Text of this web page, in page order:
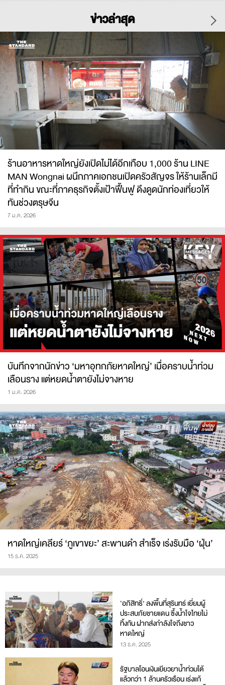
ข่าวล่าสุด
ร้านอาหารหาดใหญ่ยังเปิดไม่ได้อีกเกือบ 1,000 ร้าน LINE
MAN Wongnai ผนึกภาคเอกชนเปิดครัวสัญจร ให้ร้านเล็กมี
ที่ทำกิน ขณะที่ภาคธุรกิจตั้งเป้าฟื้นฟู ดึงดูดนักท่องเที่ยวให้
ทันช่วงตรุษจีน
7 ม.ค. 2026
บันทึกจากนักข่าว ‘มหาอุทกภัยหาดใหญ่’ เมื่อคราบน้ำท่วม
เลือนราง แต่หยดน้ำตายังไม่จางหาย
1 ม.ค. 2026
หาดใหญ่เคลียร์ ‘ภูเขาขยะ’ สะพานดำ สำเร็จ เร่งรับมือ ‘ฝุ่น’
15 ธ.ค. 2025
‘อภิสิทธิ์’ ลงพื้นที่สุรินทร์ เยี่ยมผู้
ประสบภัยชายแดน ซึ้งน้ำใจไทยไม่
ทิ้งกัน ฝากส่งกำลังใจถึงชาว
หาดใหญ่
13 ธ.ค. 2025
รัฐบาลโอนเงินเยียวยาน้ำท่วมใต้
แล้วกว่า 1 ล้านครัวเรือน เร่งแก้